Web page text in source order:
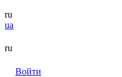
ru
ua
ru
Войти